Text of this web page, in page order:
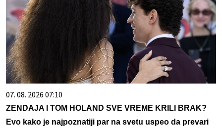
07. 08. 2026 07:10
ZENDAJA I TOM HOLAND SVE VREME KRILI BRAK?
Evo kako je najpoznatiji par na svetu uspeo da prevari